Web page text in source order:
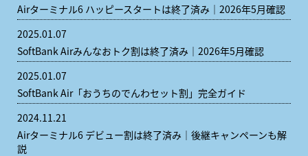
Airターミナル6 ハッピースタートは終了済み｜2026年5月確認
2025.01.07
SoftBank Airみんなおトク割は終了済み｜2026年5月確認
2025.01.07
SoftBank Air「おうちのでんわセット割」完全ガイド
2024.11.21
Airターミナル6 デビュー割は終了済み｜後継キャンペーンも解
説